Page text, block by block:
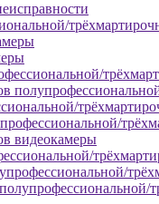
видеокамеры